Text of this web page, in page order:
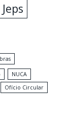
Jeps
NUCA
Ofício Circular